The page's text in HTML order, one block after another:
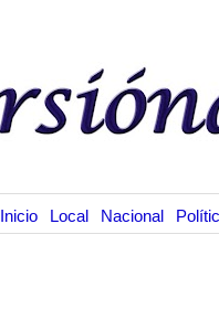
Inicio Local Nacional